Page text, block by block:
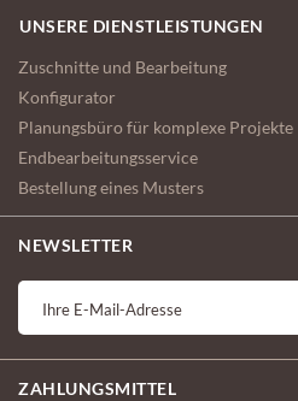
UNSERE DIENSTLEISTUNGEN
Zuschnitte und Bearbeitung
Konfigurator
Planungsbüro für komplexe Projekte
Endbearbeitungsservice
Bestellung eines Musters
NEWSLETTER
ZAHLUNGSMITTEL